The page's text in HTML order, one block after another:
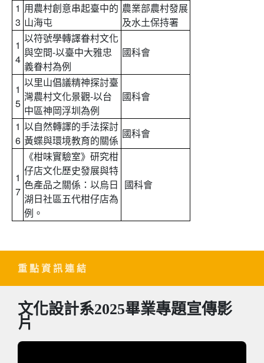
1
3
用農村創意串起臺中的
山海屯
農業部農村發展
及水土保持署
1
4
以符號學轉譯眷村文化
與空間-以臺中大雅忠
義眷村為例
國科會
1
5
以里山倡議精神探討臺
灣農村文化景觀-以台
中區神岡浮圳為例
國科會
1
6
以自然轉譯的手法探討
黃蝶與環境教育的關係
國科會
1
7
《柑味實驗室》研究柑
仔店文化歷史發展與特
色產品之關係：以烏日
湖日社區五代柑仔店為
例。
國科會
重 點 資 訊 連 結
文化設計系2025畢業專題宣傳影
片